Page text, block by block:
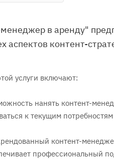
в аренду"
аспектов контент-
услуги включают:
нанять контент-
к текущим
контент-
профессиональный